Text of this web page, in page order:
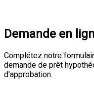
Demande en
Complétez notre
demande de prêt
d'approbation.